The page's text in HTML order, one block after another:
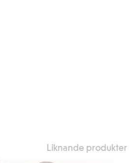
Liknande produkter